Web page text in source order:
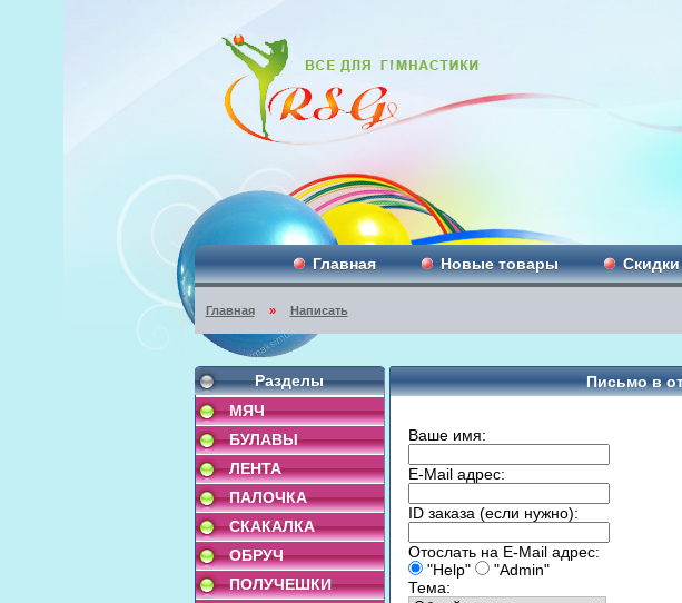
Главная Новые товары Скидки
Главная » Написать
Разделы
МЯЧ
БУЛАВЫ
ЛЕНТА
ПАЛОЧКА
СКАКАЛКА
ОБРУЧ
ПОЛУЧЕШКИ
Письмо в
Ваше имя:
E-Mail адрес:
ID заказа (если нужно):
Отослать на E-Mail адрес:
"Help"
"Admin"
Тема: